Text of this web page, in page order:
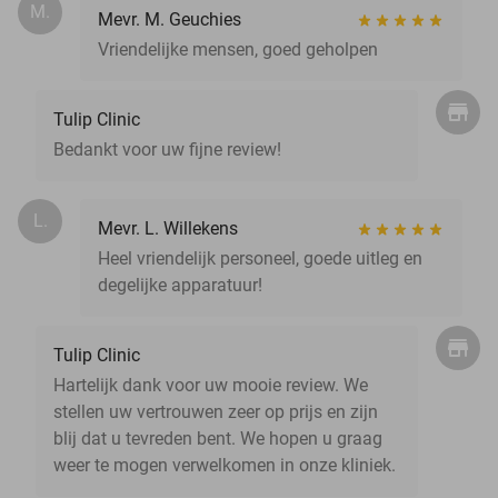
M.
Mevr. M. Geuchies
Vriendelijke mensen, goed geholpen
Tulip Clinic
Bedankt voor uw fijne review!
L.
Mevr. L. Willekens
Heel vriendelijk personeel, goede uitleg en
degelijke apparatuur!
Tulip Clinic
Hartelijk dank voor uw mooie review. We
stellen uw vertrouwen zeer op prijs en zijn
blij dat u tevreden bent. We hopen u graag
weer te mogen verwelkomen in onze kliniek.